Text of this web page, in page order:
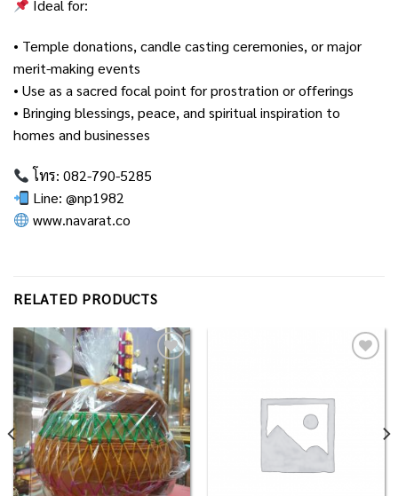
Ideal for:
• Temple donations, candle casting ceremonies, or major
merit-making events
• Use as a sacred focal point for prostration or offerings
• Bringing blessings, peace, and spiritual inspiration to
homes and businesses
โทร: 082-790-5285
Line: @np1982
www.navarat.co
RELATED PRODUCTS
Add to
Wishlist